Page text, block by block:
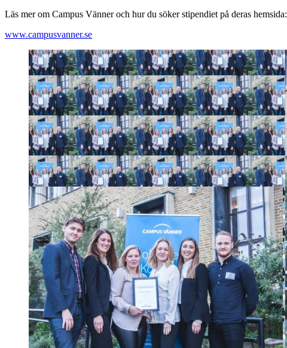
Läs mer om Campus Vänner och hur du söker stipendiet på deras hemsida:
www.campusvanner.se